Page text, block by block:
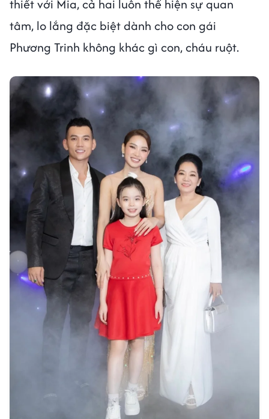
thiết với Mia, cả hai luôn thể hiện sự quan
tâm, lo lắng đặc biệt dành cho con gái
Phương Trinh không khác gì con, cháu ruột.